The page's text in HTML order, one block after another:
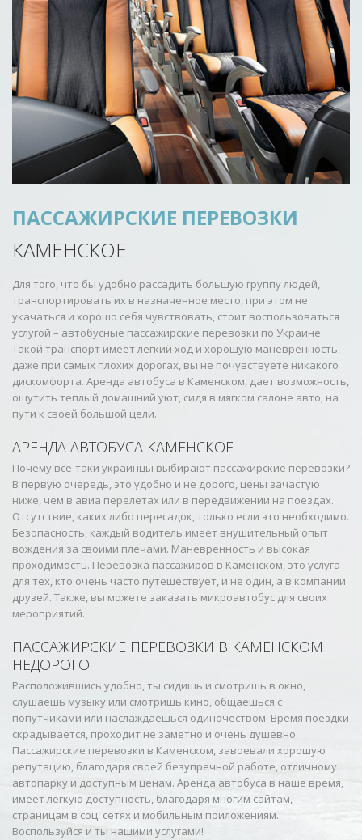
ПАССАЖИРСКИЕ ПЕРЕВОЗКИ
КАМЕНСКОЕ
Для того, что бы удобно рассадить большую группу людей,
транспортировать их в назначенное место, при этом не
укачаться и хорошо себя чувствовать, стоит воспользоваться
услугой – автобусные пассажирские перевозки по Украине.
Такой транспорт имеет легкий ход и хорошую маневренность,
даже при самых плохих дорогах, вы не почувствуете никакого
дискомфорта. Аренда автобуса в Каменском, дает возможность,
ощутить теплый домашний уют, сидя в мягком салоне авто, на
пути к своей большой цели.
АРЕНДА АВТОБУСА КАМЕНСКОЕ
Почему все-таки украинцы выбирают пассажирские перевозки?
В первую очередь, это удобно и не дорого, цены зачастую
ниже, чем в авиа перелетах или в передвижении на поездах.
Отсутствие, каких либо пересадок, только если это необходимо.
Безопасность, каждый водитель имеет внушительный опыт
вождения за своими плечами. Маневренность и высокая
проходимость. Перевозка пассажиров в Каменском, это услуга
для тех, кто очень часто путешествует, и не один, а в компании
друзей. Также, вы можете заказать микроавтобус для своих
мероприятий.
ПАССАЖИРСКИЕ ПЕРЕВОЗКИ В КАМЕНСКОМ
НЕДОРОГО
Расположившись удобно, ты сидишь и смотришь в окно,
слушаешь музыку или смотришь кино, общаешься с
попутчиками или наслаждаешься одиночеством. Время поездки
скрадывается, проходит не заметно и очень душевно.
Пассажирские перевозки в Каменском, завоевали хорошую
репутацию, благодаря своей безупречной работе, отличному
автопарку и доступным ценам. Аренда автобуса в наше время,
имеет легкую доступность, благодаря многим сайтам,
страницам в соц. сетях и мобильным приложениям.
Воспользуйся и ты нашими услугами!